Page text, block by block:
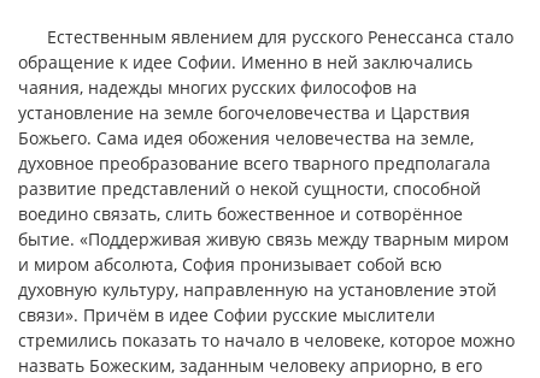
Естественным явлением для русского Ренессанса стало
обращение к идее Софии. Именно в ней заключались
чаяния, надежды многих русских философов на
установление на земле богочеловечества и Царствия
Божьего. Сама идея обожения человечества на земле,
духовное преобразование всего тварного предполагала
развитие представлений о некой сущности, способной
воедино связать, слить божественное и сотворённое
бытие. «Поддерживая живую связь между тварным миром
и миром абсолюта, София пронизывает собой всю
духовную культуру, направленную на установление этой
связи». Причём в идее Софии русские мыслители
стремились показать то начало в человеке, которое можно
назвать Божеским, заданным человеку априорно, в его